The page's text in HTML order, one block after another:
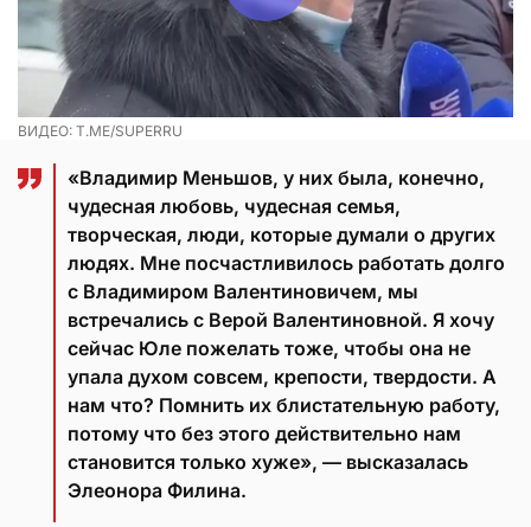
ВИДЕО: T.ME/SUPERRU
«Владимир Меньшов, у них была, конечно,
чудесная любовь, чудесная семья,
творческая, люди, которые думали о других
людях. Мне посчастливилось работать долго
с Владимиром Валентиновичем, мы
встречались с Верой Валентиновной. Я хочу
сейчас Юле пожелать тоже, чтобы она не
упала духом совсем, крепости, твердости. А
нам что? Помнить их блистательную работу,
потому что без этого действительно нам
становится только хуже», — высказалась
Элеонора Филина.